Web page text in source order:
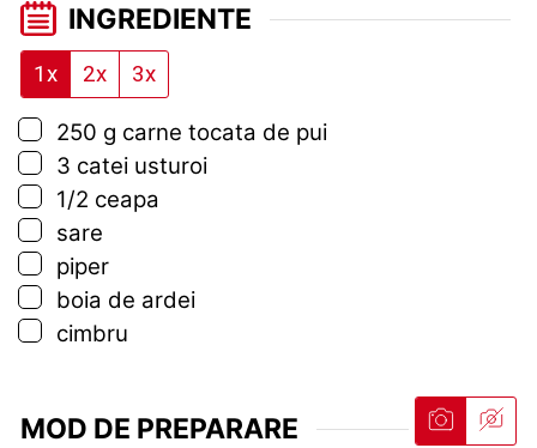
INGREDIENTE
1x 2x 3x
▢
250 g carne tocata de pui
▢
3 catei usturoi
▢
1/2 ceapa
▢
sare
▢
piper
▢
boia de ardei
▢
cimbru
MOD DE PREPARARE